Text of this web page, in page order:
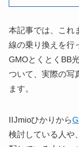
本記事では、これ
線の乗り換えを行
GMOとくとくBB
ついて、実際の写
ます。
IIJmioひかりから
検討している人や